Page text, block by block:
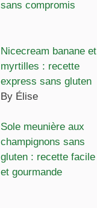
sans compromis
Nicecream banane et
myrtilles : recette
express sans gluten
By Élise
Sole meunière aux
champignons sans
gluten : recette facile
et gourmande